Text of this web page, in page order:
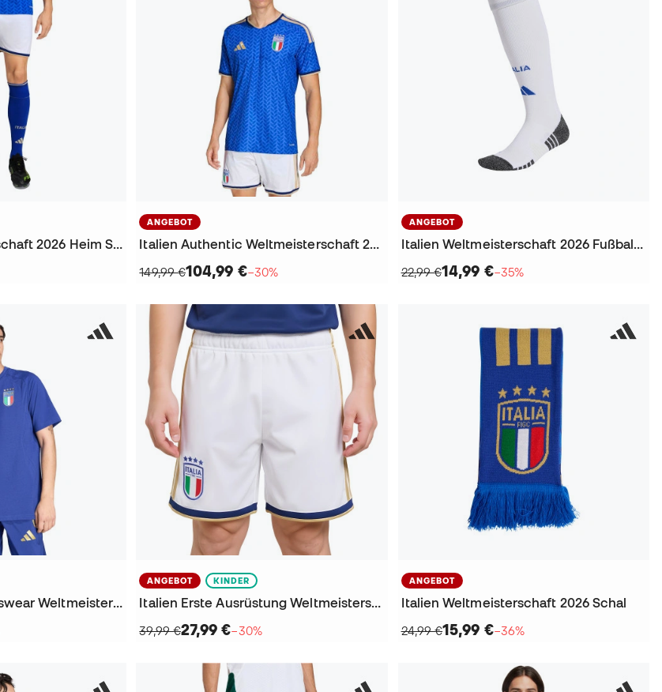
Italien Weltmeisterschaft 2026 Heim Shorts
ANGEBOT
Italien Authentic Weltmeisterschaft 2026 Heim Trikot
149,99 €104,99 €−30%
ANGEBOT
Italien Weltmeisterschaft 2026 Fußball Socken
22,99 €14,99 €−35%
Italien Vis-Tech Fanswear Weltmeisterschaft 2026 T-Shirt
ANGEBOT KINDER
Italien Erste Ausrüstung Weltmeisterschaft 2026 Kinder Shorts
39,99 €27,99 €−30%
ANGEBOT
Italien Weltmeisterschaft 2026 Schal
24,99 €15,99 €−36%